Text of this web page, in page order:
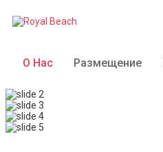
О Нас Размещение